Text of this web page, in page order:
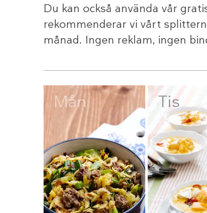
Du kan också använda vår
rekommenderar vi vårt
månad. Ingen reklam, ingen
Mån Tis